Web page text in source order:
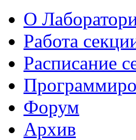
О
Работа
Расписание
Форум
Архив